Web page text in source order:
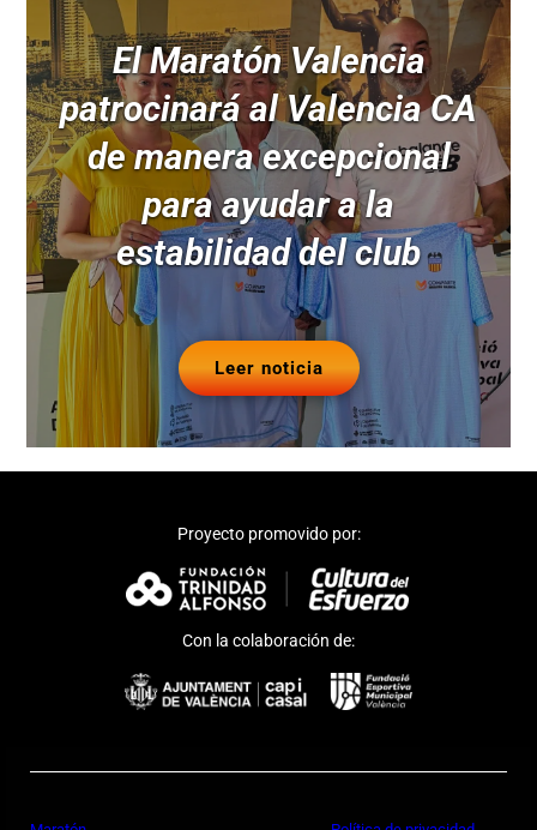
El Maratón Valencia
patrocinará al Valencia CA
de manera excepcional
para ayudar a la
estabilidad del club
Leer noticia
Proyecto promovido por:
Con la colaboración de: